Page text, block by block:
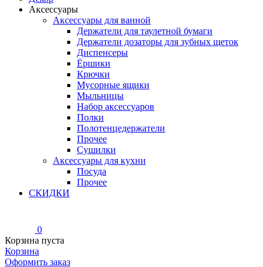
Аксессуары
Аксессуары для ванной
Держатели для таулетной бумаги
Держатели дозаторы для зубных щеток
Диспенсеры
Ёршики
Крючки
Мусорные ящики
Мыльницы
Набор аксессуаров
Полки
Полотенцедержатели
Прочее
Сушилки
Аксессуары для кухни
Посуда
Прочее
СКИДКИ
0
Корзина пуста
Корзина
Оформить заказ